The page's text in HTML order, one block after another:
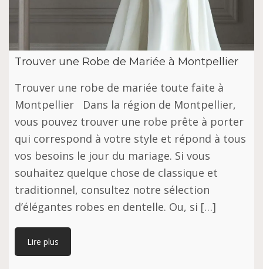
Trouver une Robe de Mariée à Montpellier
Trouver une robe de mariée toute faite à
Montpellier Dans la région de Montpellier,
vous pouvez trouver une robe prête à porter
qui correspond à votre style et répond à tous
vos besoins le jour du mariage. Si vous
souhaitez quelque chose de classique et
traditionnel, consultez notre sélection
d’élégantes robes en dentelle. Ou, si […]
Lire plus